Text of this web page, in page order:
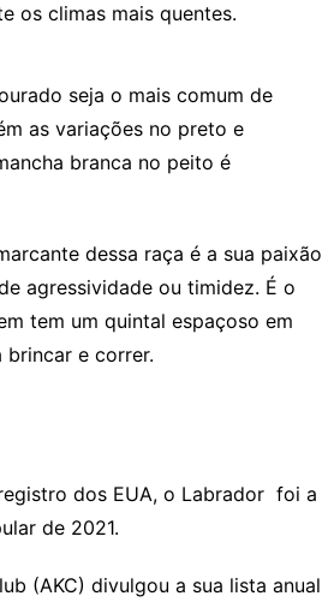
os climas mais quentes.
seja o mais comum de
as variações no preto e
branca no peito é
dessa raça é a sua paixão
agressividade ou timidez. É o
tem um quintal espaçoso em
brincar e correr.
dos EUA, o Labrador foi a
de 2021.
(AKC) divulgou a sua lista anual